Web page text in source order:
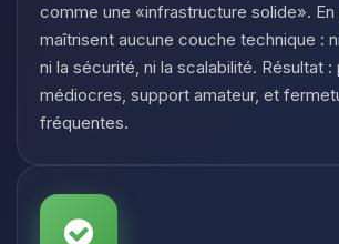
comme une «infrastructure solide». En
maîtrisent aucune couche technique :
ni la sécurité, ni la scalabilité. Résultat
médiocres, support amateur, et
fréquentes.